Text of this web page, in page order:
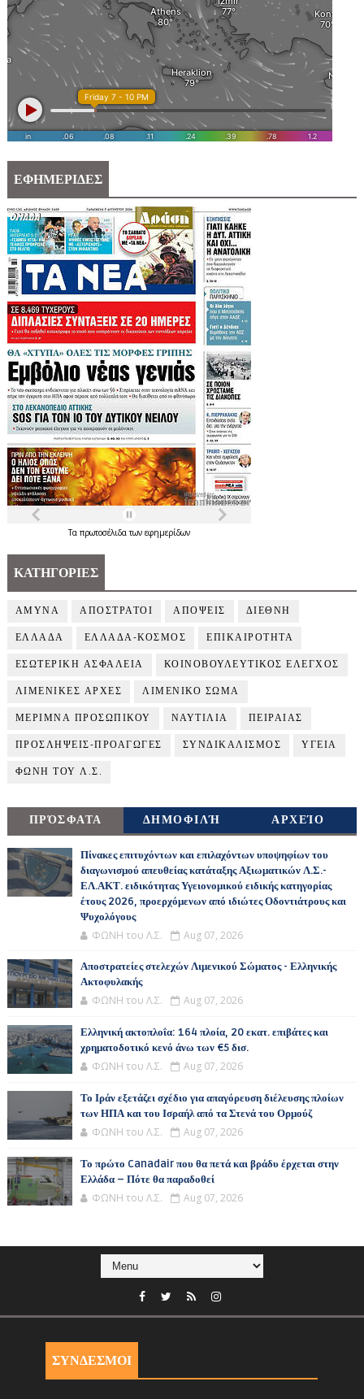
ΕΦΗΜΕΡΙΔΕΣ
Τα πρωτοσέλιδατων εφημερίδων
ΚΑΤΗΓΟΡΙΕΣ
ΑΜΥΝΑ ΑΠΟΣΤΡΑΤΟΙ ΑΠΟΨΕΙΣ ΔΙΕΘΝΗ
ΕΛΛΑΔΑ ΕΛΛΑΔΑ-ΚΟΣΜΟΣ ΕΠΙΚΑΙΡΟΤΗΤΑ
ΕΣΩΤΕΡΙΚΗ ΑΣΦΑΛΕΙΑ ΚΟΙΝΟΒΟΥΛΕΥΤΙΚΟΣ ΕΛΕΓΧΟΣ
ΛΙΜΕΝΙΚΕΣ ΑΡΧΕΣ ΛΙΜΕΝΙΚΟ ΣΩΜΑ
ΜΕΡΙΜΝΑ ΠΡΟΣΩΠΙΚΟΥ ΝΑΥΤΙΛΙΑ ΠΕΙΡΑΙΑΣ
ΠΡΟΣΛΗΨΕΙΣ-ΠΡΟΑΓΩΓΕΣ ΣΥΝΔΙΚΑΛΙΣΜΟΣ ΥΓΕΙΑ
ΦΩΝΗ ΤΟΥ Λ.Σ.
ΠΡΌΣΦΑΤΑ ΔΗΜΟΦΙΛΉ ΑΡΧΕΊΟ
Πίνακες επιτυχόντων και επιλαχόντων υποψηφίων του
διαγωνισμού απευθείας κατάταξης Αξιωματικών Λ.Σ.-
ΕΛ.ΑΚΤ. ειδικότητας Υγειονομικού ειδικής κατηγορίας
έτους 2026, προερχόμενων από ιδιώτες Οδοντιάτρους και
Ψυχολόγους
ΦΩΝΗ του Λ.Σ. Aug 07, 2026
Αποστρατείες στελεχών Λιμενικού Σώματος - Ελληνικής
Ακτοφυλακής
ΦΩΝΗ του Λ.Σ. Aug 07, 2026
Ελληνική ακτοπλοΐα: 164 πλοία, 20 εκατ. επιβάτες και
χρηματοδοτικό κενό άνω των €5 δισ.
ΦΩΝΗ του Λ.Σ. Aug 07, 2026
Το Ιράν εξετάζει σχέδιο για απαγόρευση διέλευσης πλοίων
των ΗΠΑ και του Ισραήλ από τα Στενά του Ορμούζ
ΦΩΝΗ του Λ.Σ. Aug 07, 2026
Το πρώτο Canadair που θα πετά και βράδυ έρχεται στην
Ελλάδα – Πότε θα παραδοθεί
ΦΩΝΗ του Λ.Σ. Aug 07, 2026
ΣΥΝΔΕΣΜΟΙ